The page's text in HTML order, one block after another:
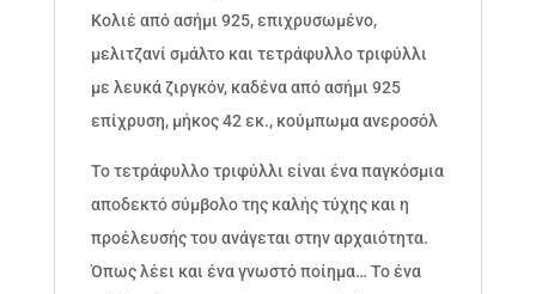
Κολιέ από ασήμι 925, επιχρυσωμένο,
μελιτζανί σμάλτο και τετράφυλλο τριφύλλι
με λευκά ζιργκόν, καδένα από ασήμι 925
επίχρυση, μήκος 42 εκ., κούμπωμα ανεροσόλ
Το τετράφυλλο τριφύλλι είναι ένα παγκόσμια
αποδεκτό σύμβολο της καλής τύχης και η
προέλευσής του ανάγεται στην αρχαιότητα.
Όπως λέει και ένα γνωστό ποίημα… Το ένα